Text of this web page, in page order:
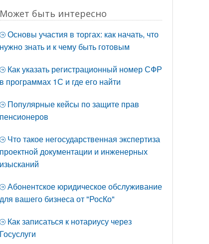
Может быть интересно
Основы участия в торгах: как начать, что
нужно знать и к чему быть готовым
Как указать регистрационный номер СФР
в программах 1С и где его найти
Популярные кейсы по защите прав
пенсионеров
Что такое негосударственная экспертиза
проектной документации и инженерных
изысканий
Абонентское юридическое обслуживание
для вашего бизнеса от "РосКо"
Как записаться к нотариусу через
Госуслуги